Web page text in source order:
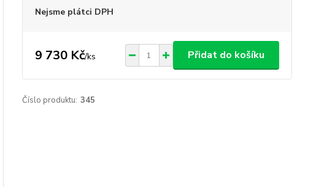
Nejsme plátci DPH
9 730 Kč/ks Přidat do košíku
Číslo produktu: 345